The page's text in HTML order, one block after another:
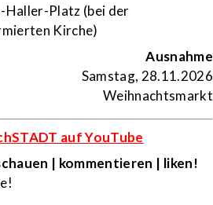
Haller-Platz (bei der
Kirche)
Ausnahme
Samstag, 28.11.2026
Weihnachtsmarkt
auf YouTube
| kommentieren | liken!